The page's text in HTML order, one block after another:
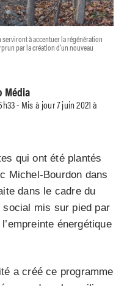
à accentuer la régénération
par la création d’un nouveau
Média
- Mis à jour 7 juin 2021 à
qui ont été plantés
Michel-Bourdon dans
dans le cadre du
social mis sur pied par
énergétique
a créé ce programme